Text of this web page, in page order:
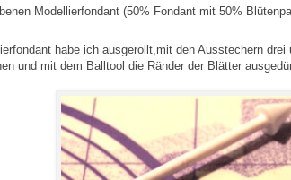
Modellierfondant (50% Fondant mit 50%
habe ich ausgerollt,mit den Ausstechern
und mit dem Balltool die Ränder der Blätter